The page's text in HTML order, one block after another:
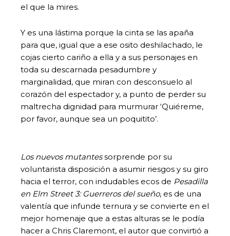
el que la mires.
Y es una lástima porque la cinta se las apaña
para que, igual que a ese osito deshilachado, le
cojas cierto cariño a ella y a sus personajes en
toda su descarnada pesadumbre y
marginalidad, que miran con desconsuelo al
corazón del espectador y, a punto de perder su
maltrecha dignidad para murmurar ‘Quiéreme,
por favor, aunque sea un poquitito’.
Los nuevos mutantessorprende por su
voluntarista disposición a asumir riesgos y su giro
hacia el terror, con indudables ecos de Pesadilla
en Elm Street 3: Guerreros del sueño, es de una
valentía que infunde ternura y se convierte en el
mejor homenaje que a estas alturas se le podía
hacer a Chris Claremont, el autor que convirtió a